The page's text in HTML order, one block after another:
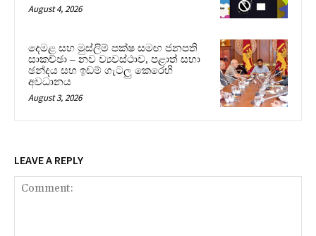
August 4, 2026
දෙමළ සහ මුස්ලිම් පක්ෂ සමඟ ජනපති
සාකච්ඡා – නව ව්‍යවස්ථාව, පළාත් සභා
ඡන්දය සහ ඉඩම් ගැටලු කෙරෙහි
අවධානය
August 3, 2026
LEAVE A REPLY